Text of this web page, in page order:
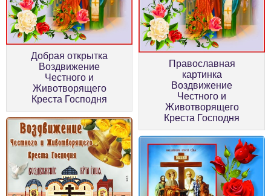
Добрая открытка
Воздвижение
Честного и
Животворящего
Креста Господня
Православная
картинка
Воздвижение
Честного и
Животворящего
Креста Господня